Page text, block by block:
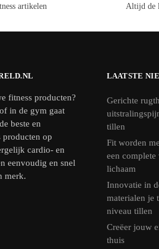
artikelen Altijd de
fitness producten?
in de gym gaat
beste en
producten op
cardio- en
eenvoudig en snel
merk.
LAATSTE
Gerichte
tillen
Fit worden
een
lichaam
Innovatie in
materialen je
niveau tillen
Creëer jouw
thuis